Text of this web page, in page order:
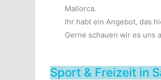
Mallorca.
Ihr habt ein Angebot, das
Gerne schauen wir es uns
Sport & Freizeit in